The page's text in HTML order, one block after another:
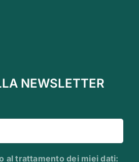
NEWSLETTER
al trattamento dei miei dati: